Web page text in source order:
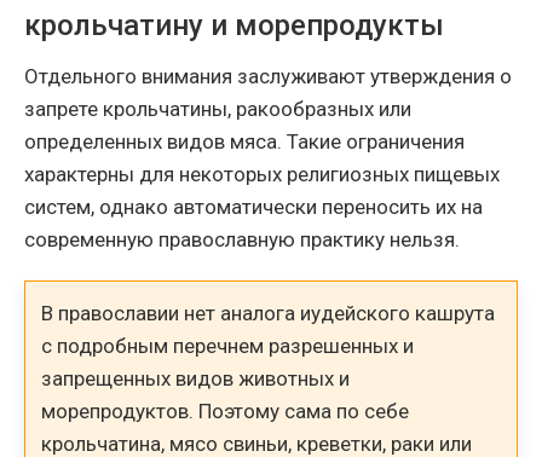
крольчатину и морепродукты
Отдельного внимания заслуживают утверждения о
запрете крольчатины, ракообразных или
определенных видов мяса. Такие ограничения
характерны для некоторых религиозных пищевых
систем, однако автоматически переносить их на
современную православную практику нельзя.
В православии нет аналога иудейского кашрута
с подробным перечнем разрешенных и
запрещенных видов животных и
морепродуктов. Поэтому сама по себе
крольчатина, мясо свиньи, креветки, раки или